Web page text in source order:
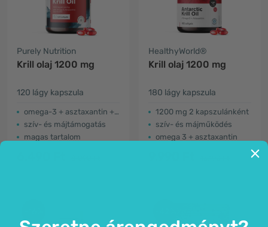
Purely Nutrition
Krill olaj 1200 mg
120 lágy kapszula
omega-3 + asztaxantin + kolin
szív- és májtámogatás
magas tartalom
HealthyWorld®
Krill olaj 1200 mg
180 lágy kapszula
1200 mg 2 kapszulánként
szív- és májműködés
omega 3 + asztaxantin